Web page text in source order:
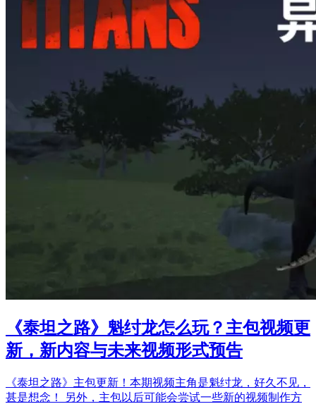
《泰坦之路》魁纣龙怎么玩？主包视频更
新，新内容与未来视频形式预告
《泰坦之路》主包更新！本期视频主角是魁纣龙，好久不见，
甚是想念！ 另外，主包以后可能会尝试一些新的视频制作方